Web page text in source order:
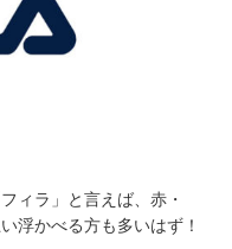
ィラ」と言えば、赤・
浮かべる方も多いはず！